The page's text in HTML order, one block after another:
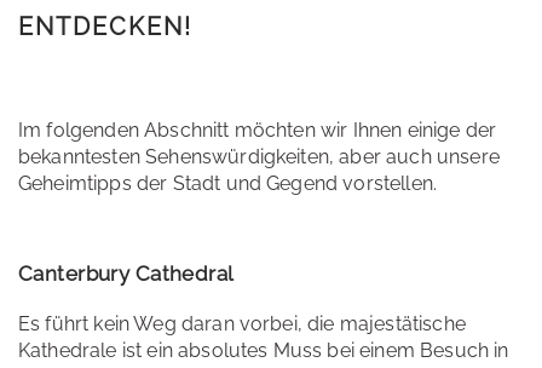
ENTDECKEN!
Im folgenden Abschnitt möchten wir Ihnen einige der
bekanntesten Sehenswürdigkeiten, aber auch unsere
Geheimtipps der Stadt und Gegend vorstellen.
Canterbury Cathedral
Es führt kein Weg daran vorbei, die majestätische
Kathedrale ist ein absolutes Muss bei einem Besuch in